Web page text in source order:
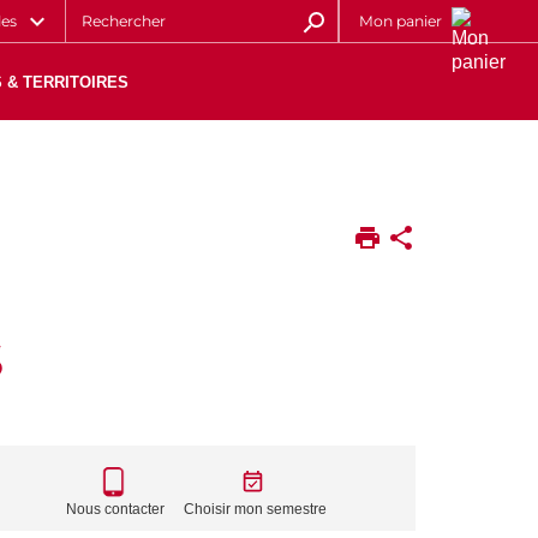
Mon panier
& TERRITOIRES
CALL
TO
Nous contacter Choisir mon semestre